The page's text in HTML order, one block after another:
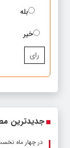
بله
خیر
رای
جدیدترین
در چهار ماه نخست ۱۴۰۵ رقم